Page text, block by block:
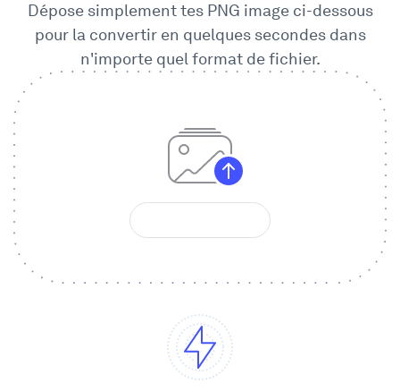
Galerie Client
Flux de travail créatif
Dépose simplement tes PNG image ci-dessous
pour la convertir en quelques secondes dans
n'importe quel format de fichier.